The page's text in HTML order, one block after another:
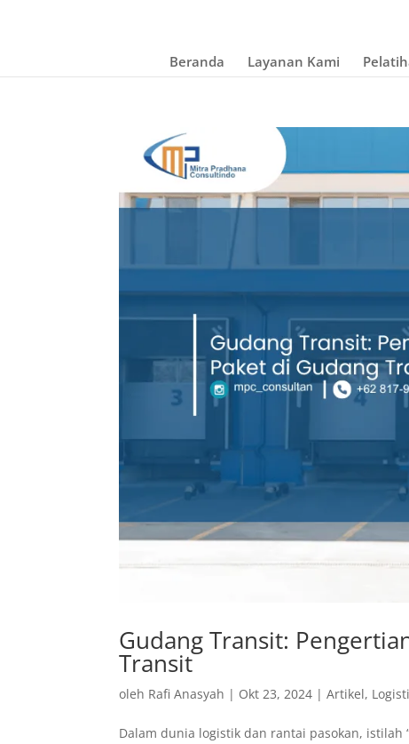
Beranda Layanan Kami
Gudang Transit:
Transit
oleh Rafi Anasyah | Okt 23, 2024 |Artikel,
Dalam dunia logistik dan rantai pasokan,